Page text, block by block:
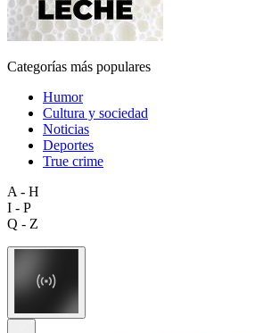
Categorías más populares
Humor
Cultura y sociedad
Noticias
Deportes
True crime
A - H
I - P
Q - Z